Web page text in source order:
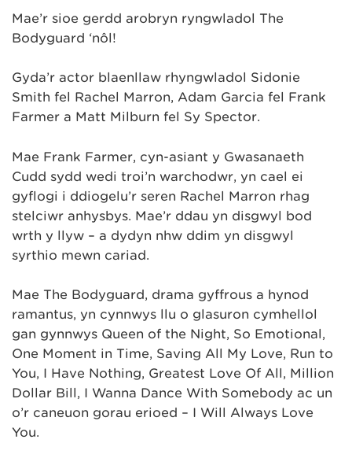
Mae’r sioe gerdd arobryn ryngwladol The
Bodyguard ‘nôl!
Gyda’r actor blaenllaw rhyngwladol Sidonie
Smith fel Rachel Marron, Adam Garcia fel Frank
Farmer a Matt Milburn fel Sy Spector.
Mae Frank Farmer, cyn-asiant y Gwasanaeth
Cudd sydd wedi troi’n warchodwr, yn cael ei
gyflogi i ddiogelu’r seren Rachel Marron rhag
stelciwr anhysbys. Mae’r ddau yn disgwyl bod
wrth y llyw – a dydyn nhw ddim yn disgwyl
syrthio mewn cariad.
Mae The Bodyguard, drama gyffrous a hynod
ramantus, yn cynnwys llu o glasuron cymhellol
gan gynnwys Queen of the Night, So Emotional,
One Moment in Time, Saving All My Love, Run to
You, I Have Nothing, Greatest Love Of All, Million
Dollar Bill, I Wanna Dance With Somebody ac un
o’r caneuon gorau erioed – I Will Always Love
You.